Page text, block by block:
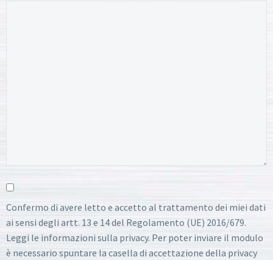
Confermo di avere letto e accetto al trattamento dei miei dati
ai sensi degli artt. 13 e 14 del Regolamento (UE) 2016/679.
Leggi le informazioni sulla privacy. Per poter inviare il modulo
è necessario spuntare la casella di accettazione della privacy